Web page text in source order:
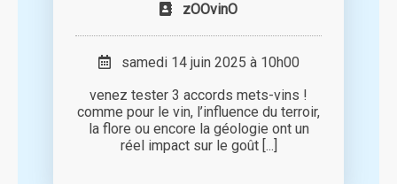
zOOvinO
samedi 14 juin 2025 à 10h00
venez tester 3 accords mets-vins !
comme pour le vin, l’influence du terroir,
la flore ou encore la géologie ont un
réel impact sur le goût [...]